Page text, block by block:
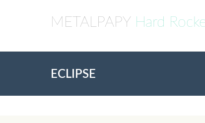
METALPAPY Hard
ECLIPSE